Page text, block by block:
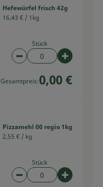
Hefewürfel frisch 42g
16,43 € / 1kg
Stück
Artikelanzahl
Gesamtpreis:0,00 €
Pizzamehl 00 regio 1kg
2,55 € / kg
Stück
Artikelanzahl